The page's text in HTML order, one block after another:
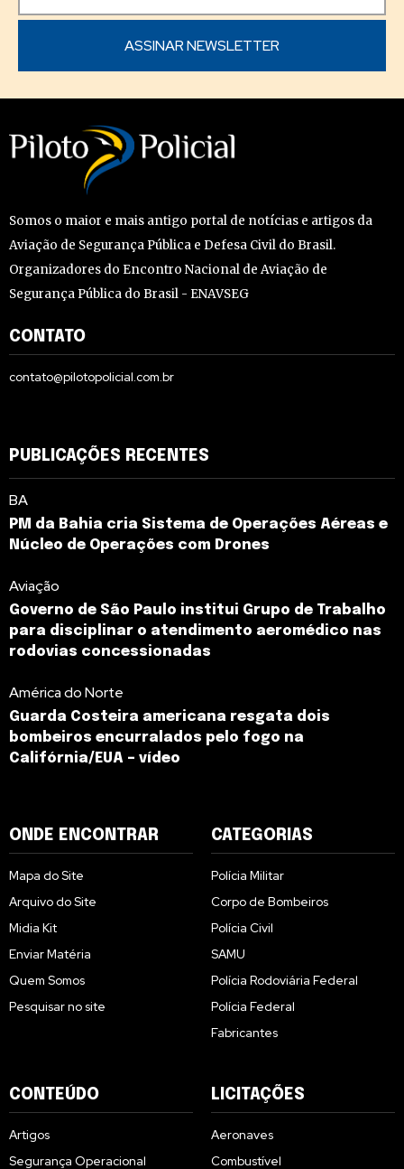
Somos o maior e mais antigo portal de notícias e artigos da
Aviação de Segurança Pública e Defesa Civil do Brasil.
Organizadores do Encontro Nacional de Aviação de
Segurança Pública do Brasil - ENAVSEG
CONTATO
contato@pilotopolicial.com.br
PUBLICAÇÕES RECENTES
BA
PM da Bahia cria Sistema de Operações Aéreas e
Núcleo de Operações com Drones
Aviação
Governo de São Paulo institui Grupo de Trabalho
para disciplinar o atendimento aeromédico nas
rodovias concessionadas
América do Norte
Guarda Costeira americana resgata dois
bombeiros encurralados pelo fogo na
Califórnia/EUA – vídeo
ONDE ENCONTRAR
Mapa do Site
Arquivo do Site
Midia Kit
Enviar Matéria
Quem Somos
Pesquisar no site
CATEGORIAS
Polícia Militar
Corpo de Bombeiros
Polícia Civil
SAMU
Polícia Rodoviária Federal
Polícia Federal
Fabricantes
CONTEÚDO
Artigos
Segurança Operacional
LICITAÇÕES
Aeronaves
Combustível